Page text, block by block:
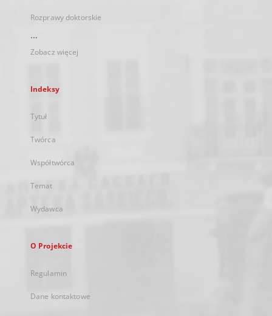
Rozprawy doktorskie
...
Zobacz więcej
Indeksy
Tytuł
Twórca
Współtwórca
Temat
Wydawca
O Projekcie
Regulamin
Dane kontaktowe